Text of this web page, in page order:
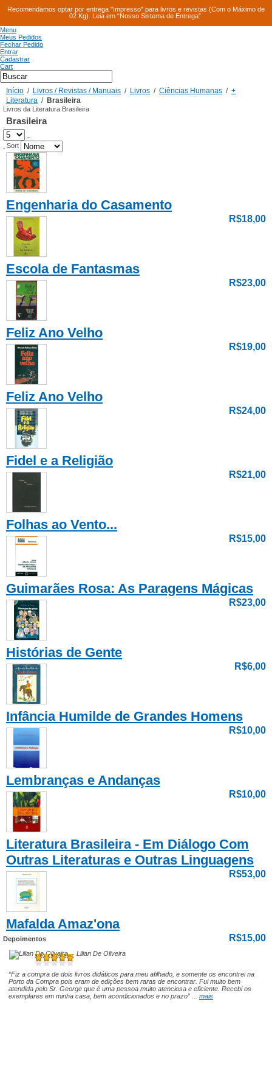
Recomendamos optar por entrega "Impresso" para livros e revistas (Com o Máximo de
02 Kg). Leia em “Nosso Sistema de Entrega”.
Menu
Meus Pedidos
Fechar Pedido
Entrar
Cadastrar
Cart
Início / Livros / Revistas / Manuais / Livros / Ciências Humanas / +
Literatura / Brasileira
Livros da Literatura Brasileira
Brasileira
Sort
Engenharia do Casamento
R$18,00
Escola de Fantasmas
R$23,00
Feliz Ano Velho
R$19,00
Feliz Ano Velho
R$24,00
Fidel e a Religião
R$21,00
Folhas ao Vento...
R$15,00
Guimarães Rosa: As Paragens Mágicas
R$23,00
Histórias de Gente
R$6,00
Infância Humilde de Grandes Homens
R$10,00
Lembranças e Andanças
R$10,00
Literatura Brasileira - Em Diálogo Com
Outras Literaturas e Outras Linguagens
R$53,00
Mafalda Amaz'ona
R$15,00
Depoimentos
Lilian De Oliveira
“Fiz a compra de dois livros didáticos para meu afilhado, e somente os encontrei na
Porto da Compra pois eram de edições bem raras de encontrar. Fui muito bem
atendida pelo Sr. George que é uma pessoa muito atenciosa e eficiente. Recebi os
exemplares em minha casa, bem acondicionados e no prazo” ... mais